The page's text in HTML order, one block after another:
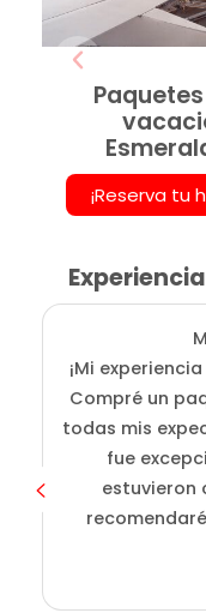
¡Reserva tu
¡Mi
Compré un
todas mis
fue
estuvieron